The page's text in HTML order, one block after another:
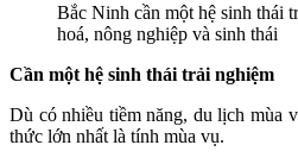
Bắc Ninh cần một hệ sinh thái
hoá, nông nghiệp và sinh thái
Cần một hệ sinh thái trải nghiệm
Dù có nhiều tiềm năng, du lịch mùa
thức lớn nhất là tính mùa vụ.